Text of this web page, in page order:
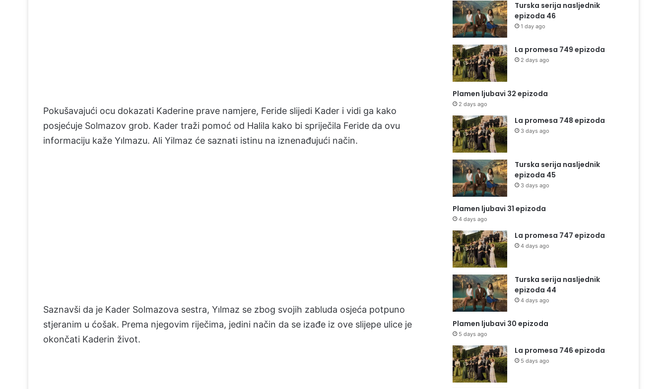
Pokušavajući ocu dokazati Kaderine prave namjere, Feride slijedi Kader i vidi ga kako
posjećuje Solmazov grob. Kader traži pomoć od Halila kako bi spriječila Feride da ovu
informaciju kaže Yılmazu. Ali Yilmaz će saznati istinu na iznenađujući način.
Saznavši da je Kader Solmazova sestra, Yılmaz se zbog svojih zabluda osjeća potpuno
stjeranim u ćošak. Prema njegovim riječima, jedini način da se izađe iz ove slijepe ulice je
okončati Kaderin život.
Turska serija nasljednik
epizoda 46
1 day ago
La promesa 749 epizoda
2 days ago
Plamen ljubavi 32 epizoda
2 days ago
La promesa 748 epizoda
3 days ago
Turska serija nasljednik
epizoda 45
3 days ago
Plamen ljubavi 31 epizoda
4 days ago
La promesa 747 epizoda
4 days ago
Turska serija nasljednik
epizoda 44
4 days ago
Plamen ljubavi 30 epizoda
5 days ago
La promesa 746 epizoda
5 days ago